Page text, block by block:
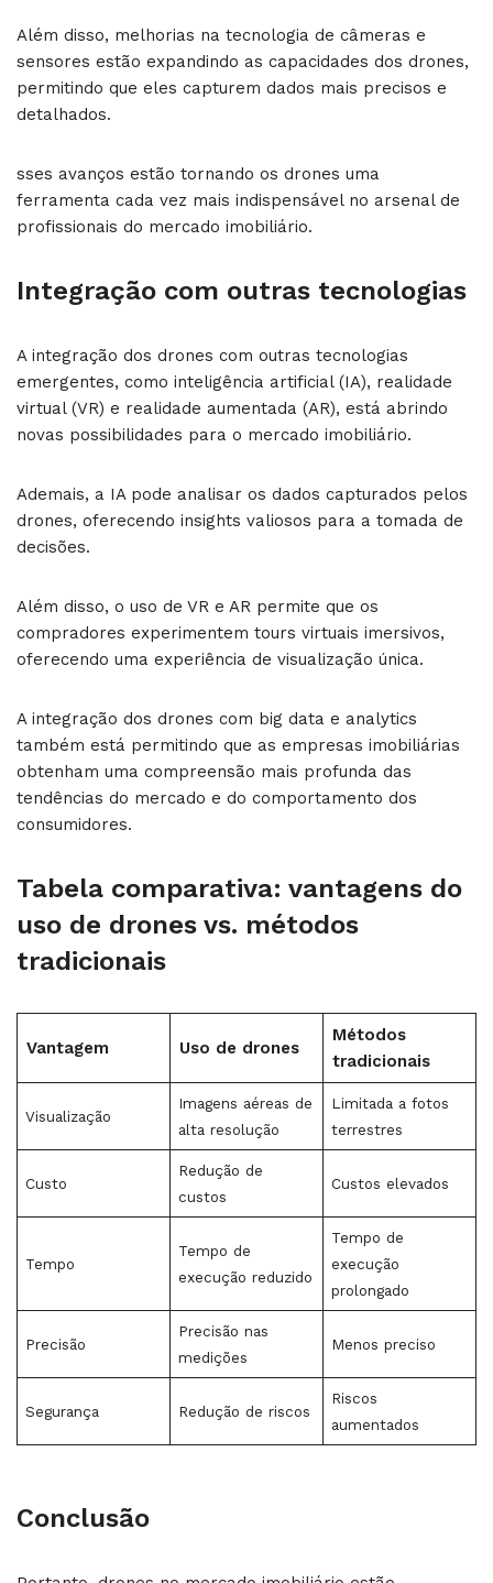
Além disso, melhorias na tecnologia de câmeras e
sensores estão expandindo as capacidades dos drones,
permitindo que eles capturem dados mais precisos e
detalhados.
sses avanços estão tornando os drones uma
ferramenta cada vez mais indispensável no arsenal de
profissionais do mercado imobiliário.
Integração com outras tecnologias
A integração dos drones com outras tecnologias
emergentes, como inteligência artificial (IA), realidade
virtual (VR) e realidade aumentada (AR), está abrindo
novas possibilidades para o mercado imobiliário.
Ademais, a IA pode analisar os dados capturados pelos
drones, oferecendo insights valiosos para a tomada de
decisões.
Além disso, o uso de VR e AR permite que os
compradores experimentem tours virtuais imersivos,
oferecendo uma experiência de visualização única.
A integração dos drones com big data e analytics
também está permitindo que as empresas imobiliárias
obtenham uma compreensão mais profunda das
tendências do mercado e do comportamento dos
consumidores.
Tabela comparativa: vantagens do
uso de drones vs. métodos
tradicionais
Vantagem Uso de drones
Métodos
tradicionais
Visualização
Imagens aéreas de
alta resolução
Limitada a fotos
terrestres
Custo
Redução de
custos
Custos elevados
Tempo
Tempo de
execução reduzido
Tempo de
execução
prolongado
Precisão
Precisão nas
medições
Menos preciso
Segurança Redução de riscos
Riscos
aumentados
Conclusão